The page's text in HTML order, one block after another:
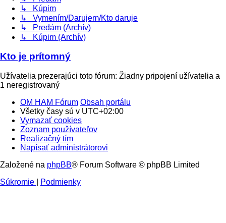
↳ Kúpim
↳ Vymením/Darujem/Kto daruje
↳ Predám (Archív)
↳ Kúpim (Archív)
Kto je prítomný
Užívatelia prezerajúci toto fórum: Žiadny pripojení užívatelia a
1 neregistrovaný
OM HAM Fórum Obsah portálu
Všetky časy sú v UTC+02:00
Vymazať cookies
Zoznam používateľov
Realizačný tím
Napísať administrátorovi
Založené na phpBB® Forum Software © phpBB Limited
Súkromie
Podmienky